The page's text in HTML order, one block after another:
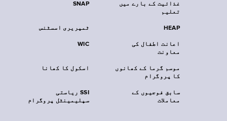
SNAP
غذائیت کے بارے میں
تعلیم
ٹمپریری اسسٹنس HEAP
WIC
اعانت اطفال کی
معاونت
اسکول کا کھانا
موسم گرما کے کھانوں
کا پروگرام
SSI ریاستی
سپلیمینٹل پروگرام
سابق فوجیوں کے
معاملات